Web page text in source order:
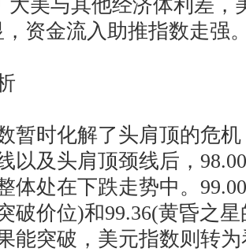
大美与其他经济体利差，
，资金流入助推指数走强
时化解了头肩顶的危机
以及头肩顶颈线后，
体处在下跌走势中。
破价位)和99.36(黄昏之
能突破，美元指数则转